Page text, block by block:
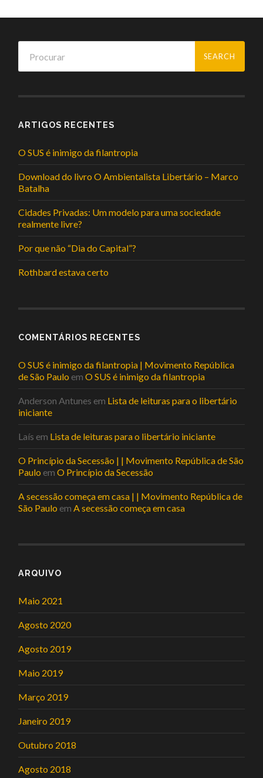
ARTIGOS RECENTES
O SUS é inimigo da filantropia
Download do livro O Ambientalista Libertário – Marco
Batalha
Cidades Privadas: Um modelo para uma sociedade
realmente livre?
Por que não “Dia do Capital”?
Rothbard estava certo
COMENTÁRIOS RECENTES
O SUS é inimigo da filantropia | Movimento República
de São Paulo emO SUS é inimigo da filantropia
Anderson Antunes em Lista de leituras para o libertário
iniciante
Laís em Lista de leituras para o libertário iniciante
O Princípio da Secessão | | Movimento República de São
Paulo emO Princípio da Secessão
A secessão começa em casa | | Movimento República de
São Paulo emA secessão começa em casa
ARQUIVO
Maio 2021
Agosto 2020
Agosto 2019
Maio 2019
Março 2019
Janeiro 2019
Outubro 2018
Agosto 2018